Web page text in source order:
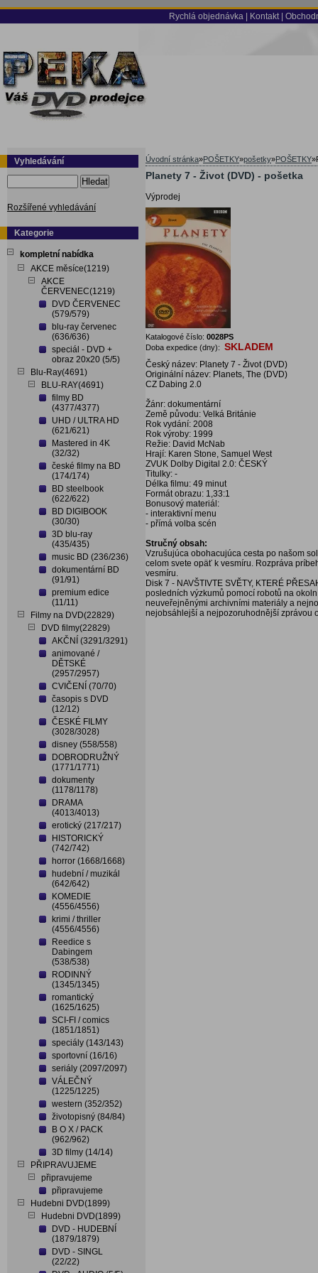
Rychlá objednávka Kontakt
Vyhledávání
Hledat
Rozšířené vyhledávání
Kategorie
kompletní nabídka
AKCE měsíce(1219)
AKCE
ČERVENEC(1219)
DVD ČERVENEC
(579/579)
blu-ray červenec
(636/636)
speciál - DVD +
obraz 20x20 (5/5)
Blu-Ray(4691)
BLU-RAY(4691)
filmy BD
(4377/4377)
UHD / ULTRA HD
(621/621)
Mastered in 4K
(32/32)
české filmy na BD
(174/174)
BD steelbook
(622/622)
BD DIGIBOOK
(30/30)
3D blu-ray
(435/435)
music BD (236/236)
dokumentární BD
(91/91)
premium edice
(11/11)
Filmy na DVD(22829)
DVD filmy(22829)
AKČNÍ (3291/3291)
animované /
DĚTSKÉ
(2957/2957)
CVIČENÍ (70/70)
časopis s DVD
(12/12)
ČESKÉ FILMY
(3028/3028)
disney (558/558)
DOBRODRUŽNÝ
(1771/1771)
dokumenty
(1178/1178)
DRAMA
(4013/4013)
erotický (217/217)
HISTORICKÝ
(742/742)
horror (1668/1668)
hudební / muzikál
(642/642)
KOMEDIE
(4556/4556)
krimi / thriller
(4556/4556)
Reedice s
Dabingem
(538/538)
RODINNÝ
(1345/1345)
romantický
(1625/1625)
SCI-FI / comics
(1851/1851)
speciály (143/143)
sportovní (16/16)
seriály (2097/2097)
VÁLEČNÝ
(1225/1225)
western (352/352)
životopisný (84/84)
B O X / PACK
(962/962)
3D filmy (14/14)
PŘIPRAVUJEME
připravujeme
připravujeme
Hudebni DVD(1899)
Hudebni DVD(1899)
DVD - HUDEBNÍ
(1879/1879)
DVD - SINGL
(22/22)
Úvodní stránka»POŠETKY»pošetky»POŠETKY»
Planety 7 - Život (DVD) - pošetka
Výprodej
Katalogové číslo: 0028PS
Doba expedice (dny): SKLADEM
Český název: Planety 7 - Život (DVD)
Originální název: Planets, The (DVD)
CZ Dabing 2.0
Žánr: dokumentární
Země původu: Velká Británie
Rok vydání: 2008
Rok výroby: 1999
Režie: David McNab
Hrají: Karen Stone, Samuel West
ZVUK Dolby Digital 2.0: ČESKÝ
Titulky: -
Délka filmu: 49 minut
Formát obrazu: 1,33:1
Bonusový materiál:
- interaktivní menu
- přímá volba scén
Stručný obsah:
Vzrušujúca obohacujúca cesta po našom
celom svete opäť k vesmíru. Rozpráva
vesmíru.
Disk 7 - NAVŠTIVTE SVĚTY, KTERÉ
posledních výzkumů pomocí robotů na
neuveřejněnými archivními materiály a
nejobsáhlejší a nejpozoruhodnější zprávou